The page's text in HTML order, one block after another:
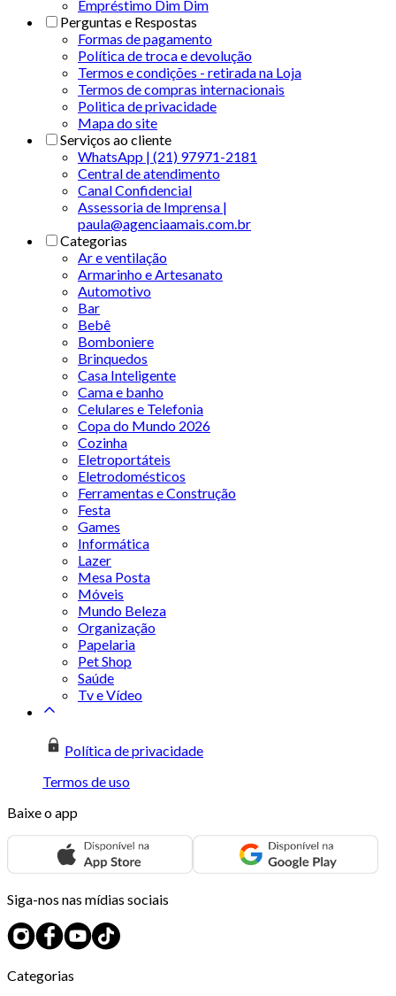
Empréstimo Dim Dim
Perguntas e Respostas
Formas de pagamento
Política de troca e devolução
Termos e condições - retirada na Loja
Termos de compras internacionais
Politica de privacidade
Mapa do site
Serviços ao cliente
WhatsApp | (21) 97971-2181
Central de atendimento
Canal Confidencial
Assessoria de Imprensa |
paula@agenciaamais.com.br
Categorias
Ar e ventilação
Armarinho e Artesanato
Automotivo
Bar
Bebê
Bomboniere
Brinquedos
Casa Inteligente
Cama e banho
Celulares e Telefonia
Copa do Mundo 2026
Cozinha
Eletroportáteis
Eletrodomésticos
Ferramentas e Construção
Festa
Games
Informática
Lazer
Mesa Posta
Móveis
Mundo Beleza
Organização
Papelaria
Pet Shop
Saúde
Tv e Vídeo
Política de privacidade
Termos de uso
Baixe o app
Siga-nos nas mídias sociais
Categorias